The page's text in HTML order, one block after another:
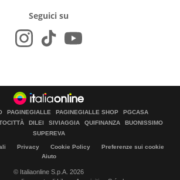
Seguici su
PAGINEGIALLE PAGINEGIALLE SHOP
PGCASA
DILEI SIVIAGGIA QUIFINANZA
BUONISSIMO
SUPEREVA
Privacy Cookie Policy
Preferenze sui cookie
Aiuto
© Italiaonline S.p.A. 2026